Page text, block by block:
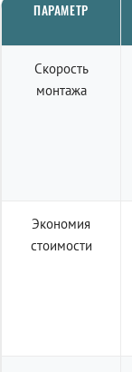
ПАРАМЕТР
Скорость
монтажа
Экономия
стоимости